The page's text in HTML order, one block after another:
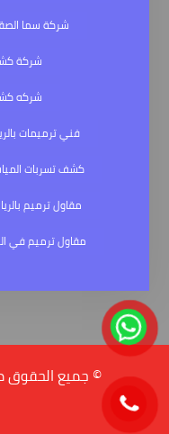
شركة سما
شركة
شركه
فني ترميمات
كشف تسربات
مقاول ترميم
مقاول ترميم في
© جميع الحقوق